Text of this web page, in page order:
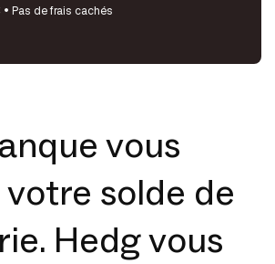
Pas de frais cachés
vous
solde de
Hedg vous